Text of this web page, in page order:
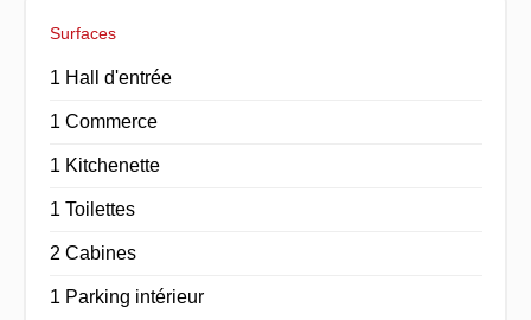
Surfaces
1 Hall d'entrée
1 Commerce
1 Kitchenette
1 Toilettes
2 Cabines
1 Parking intérieur